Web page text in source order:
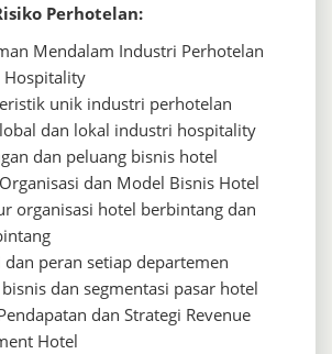
Perhotelan:
Mendalam Industri Perhotelan
Hospitality
unik industri perhotelan
dan lokal industri hospitality
dan peluang bisnis hotel
dan Model Bisnis Hotel
organisasi hotel berbintang dan
dan peran setiap departemen
dan segmentasi pasar hotel
dan Strategi Revenue
Hotel